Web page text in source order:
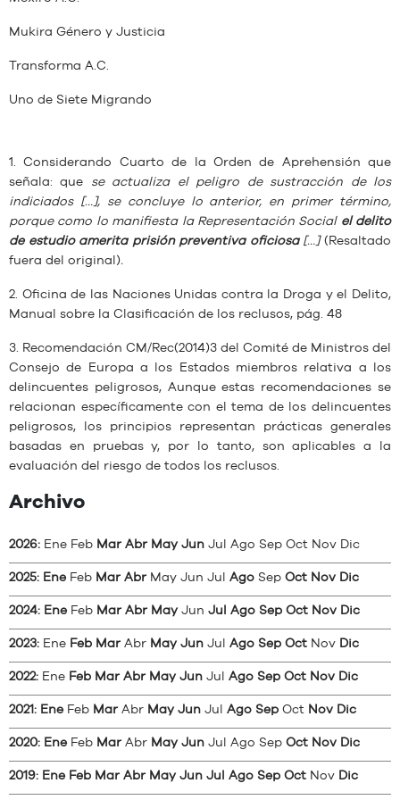
Mukira Género y Justicia
Transforma A.C.
Uno de Siete Migrando
1. Considerando Cuarto de la Orden de Aprehensión que
señala: que se actualiza el peligro de sustracción de los
indiciados […], se concluye lo anterior, en primer término,
porque como lo manifiesta la Representación Social el delito
de estudio amerita prisión preventiva oficiosa […](Resaltado
fuera del original).
2. Oficina de las Naciones Unidas contra la Droga y el Delito,
Manual sobre la Clasificación de los reclusos, pág. 48
3. Recomendación CM/Rec(2014)3 del Comité de Ministros del
Consejo de Europa a los Estados miembros relativa a los
delincuentes peligrosos, Aunque estas recomendaciones se
relacionan específicamente con el tema de los delincuentes
peligrosos, los principios representan prácticas generales
basadas en pruebas y, por lo tanto, son aplicables a la
evaluación del riesgo de todos los reclusos.
Archivo
2026: Ene Feb Mar Abr May Jun Jul Ago Sep Oct Nov Dic
2025: Ene Feb Mar Abr May Jun Jul Ago Sep Oct Nov Dic
2024: Ene Feb Mar Abr May Jun Jul Ago Sep Oct Nov Dic
2023: Ene Feb Mar Abr May Jun Jul Ago Sep Oct Nov Dic
2022: Ene Feb Mar Abr May Jun Jul Ago Sep Oct Nov Dic
2021: Ene Feb Mar Abr May Jun Jul Ago Sep Oct Nov Dic
2020: Ene Feb Mar Abr May Jun Jul Ago Sep Oct Nov Dic
2019: Ene Feb Mar Abr May Jun Jul Ago Sep Oct Nov Dic